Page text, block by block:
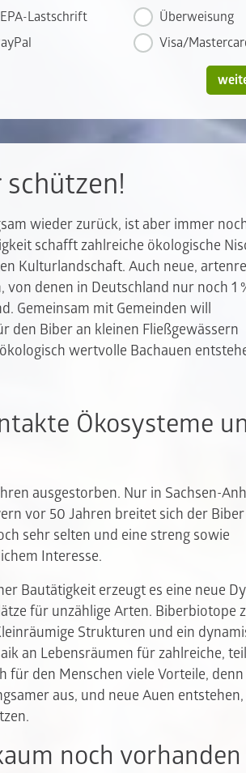
Lastschrift
Überweisung
Visa/
wieder zurück, ist aber immer
schafft zahlreiche ökologische
Kulturlandschaft. Auch neue,
von denen in Deutschland nur noch 1
Gemeinsam mit Gemeinden will
den Biber an kleinen Fließgewässern
wertvolle Bachauen
Ökosysteme
ausgestorben. Nur in Sachsen-
vor 50 Jahren breitet sich der Biber
sehr selten und eine streng sowie
Interesse.
Bautätigkeit erzeugt es eine neue
für unzählige Arten. Biberbiotope
Strukturen und ein
an Lebensräumen für zahlreiche,
für den Menschen viele Vorteile, denn
aus, und neue Auen entstehen,
noch vorhanden